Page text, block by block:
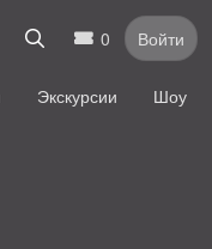
0 Войти
Экскурсии Шоу